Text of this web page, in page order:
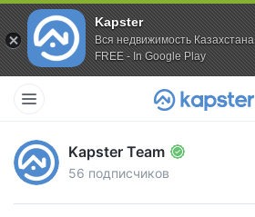
Kapster
Вся недвижимость Казахстана
FREE - In Google Play
Kapster Team
56 подписчиков